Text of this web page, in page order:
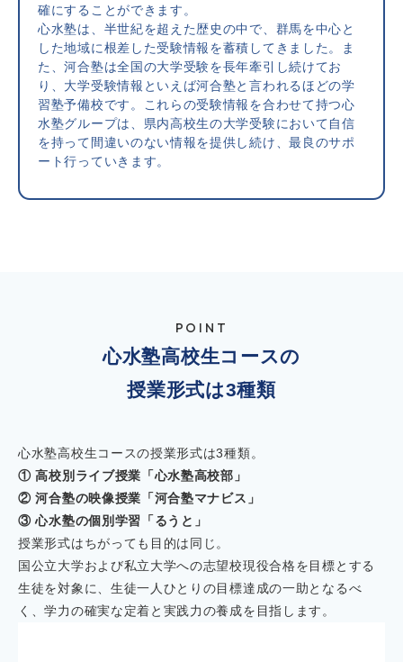
確にすることができます。
心水塾は、半世紀を超えた歴史の中で、群馬を中心と
した地域に根差した受験情報を蓄積してきました。ま
た、河合塾は全国の大学受験を長年牽引し続けてお
り、大学受験情報といえば河合塾と言われるほどの学
習塾予備校です。これらの受験情報を合わせて持つ心
水塾グループは、県内高校生の大学受験において自信
を持って間違いのない情報を提供し続け、最良のサポ
ート行っていきます。
POINT
心水塾高校生コースの
授業形式は3種類
心水塾高校生コースの授業形式は3種類。
① 高校別ライブ授業「心水塾高校部」
② 河合塾の映像授業「河合塾マナビス」
③ 心水塾の個別学習「るうと」
授業形式はちがっても目的は同じ。
国公立大学および私立大学への志望校現役合格を目標とする
生徒を対象に、生徒一人ひとりの目標達成の一助となるべ
く、学力の確実な定着と実践力の養成を目指します。